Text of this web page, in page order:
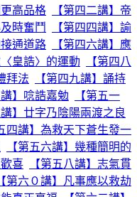
高品格
【第四二講】帝
時奮鬥
【第四四講】諭
通道路
【第四六講】應
皇誥〉的運動
【第四八
拜法
【第四九講】誦持
講】唸誥嘉勉
【第五一
講】廿字乃陰陽兩渡之良
四講】為救天下蒼生發一
【第五六講】幾種簡明的
喜
【第五八講】志氣貫
【第六０講】凡事應以救劫